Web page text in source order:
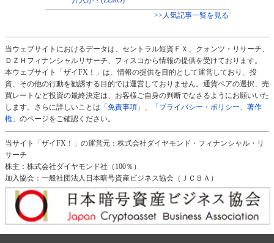
>>人気記事一覧を見る
当ウェブサイトにおけるデータは、セントラル短資ＦＸ、クォンツ・リサーチ、
ＤＺＨフィナンシャルリサーチ、フィスコから情報の提供を受けております。
本ウェブサイト「ザイFX！」は、情報の提供を目的として運営しており、投
資、その他の行動を勧誘する目的では運営しておりません。通貨ペアの選択、売
買レートなど投資の最終決定は、お客様ご自身の判断でなさるようにお願いいた
します。さらに詳しいことは 「免責事項」 、
「プライバシー・ポリシー、著作
権」 のページをご確認ください。
当サイト「ザイFX！」の運営元：株式会社ダイヤモンド・フィナンシャル・リ
サーチ
株主：株式会社ダイヤモンド社（100％）
加入協会：一般社団法人日本暗号資産ビジネス協会（ＪＣＢＡ）